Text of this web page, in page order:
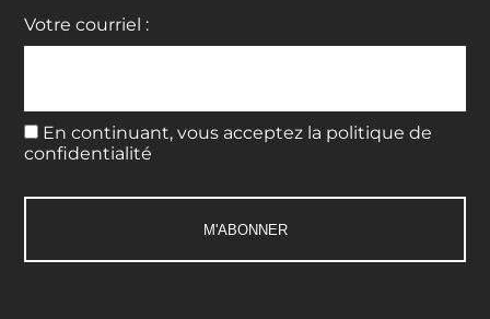
Votre courriel :
En continuant, vous acceptez la politique de
confidentialité